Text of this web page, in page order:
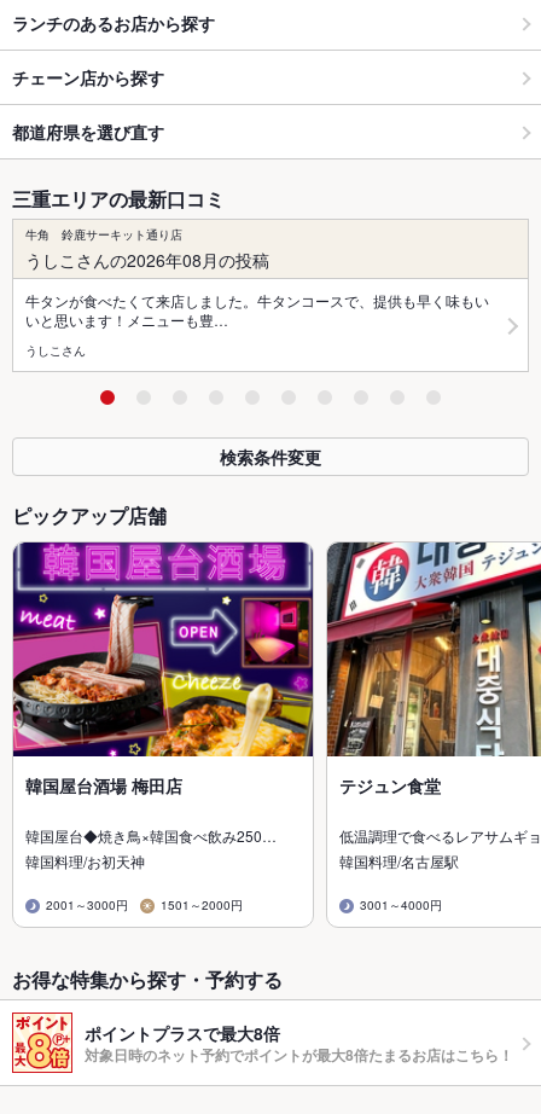
ランチのあるお店から探す
チェーン店から探す
都道府県を選び直す
三重エリアの最新口コミ
牛角 鈴鹿サーキット通り店
うしこさんの2026年08月の投稿
牛タンが食べたくて来店しました。牛タンコースで、提供も早く味もい
いと思います！メニューも豊…
うしこさん
検索条件変更
ピックアップ店舗
韓国屋台酒場 梅田店
韓国屋台◆焼き鳥×韓国食べ飲み250…
韓国料理/お初天神
2001～3000円 1501～2000円
テジュン食堂
低温調理で食べるレアサムギ
韓国料理/名古屋駅
3001～4000円
お得な特集から探す・予約する
ポイントプラスで最大8倍
対象日時のネット予約でポイントが最大8倍たまるお店はこちら！